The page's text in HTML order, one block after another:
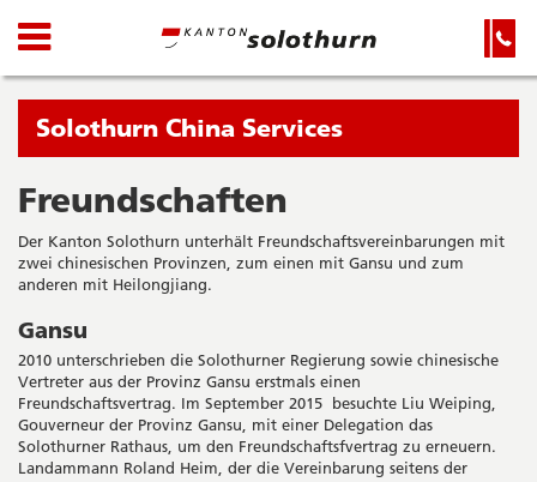
Kanton
Solothurn
Wichtige
Seiten
Startseite
Hauptnavigation
Inhalt
Sitemap
Suche
Navigation
und
Suche
Navigation
Sie
befinden
sich
in:
Solothurn China Services
Freundschaften
Der Kanton Solothurn unterhält Freundschaftsvereinbarungen mit
zwei chinesischen Provinzen, zum einen mit Gansu und zum
anderen mit Heilongjiang.
Gansu
2010 unterschrieben die Solothurner Regierung sowie chinesische
Vertreter aus der Provinz Gansu erstmals einen
Freundschaftsvertrag. Im September 2015 besuchte Liu Weiping,
Gouverneur der Provinz Gansu, mit einer Delegation das
Solothurner Rathaus, um den Freundschaftsfvertrag zu erneuern.
Landammann Roland Heim, der die Vereinbarung seitens der